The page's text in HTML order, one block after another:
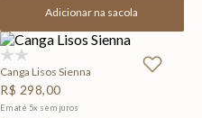
Adicionar na sacola
Canga Lisos Sienna
R$ 298,00
Em até 5x sem juros